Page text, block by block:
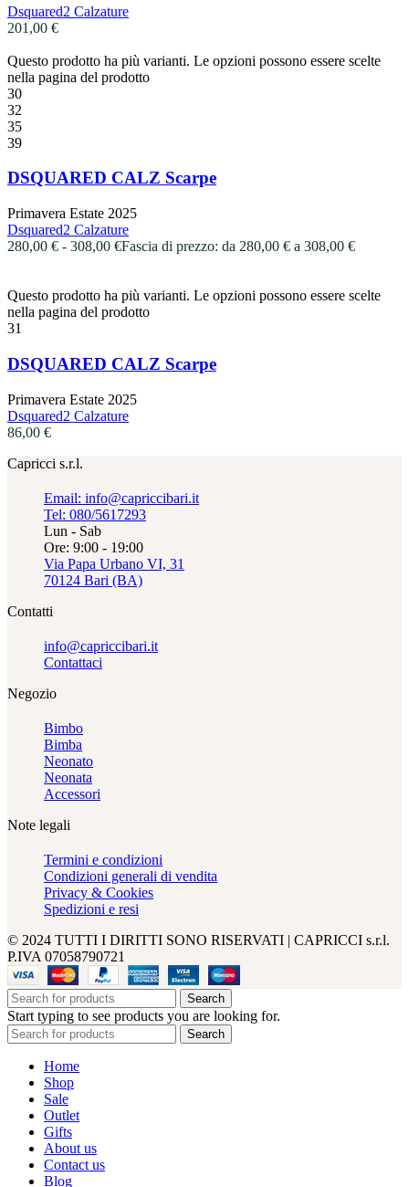
Dsquared2 Calzature
201,00 €
Questo prodotto ha più varianti. Le opzioni possono essere scelte
nella pagina del prodotto
30
32
35
39
DSQUARED CALZ Scarpe
Primavera Estate 2025
Dsquared2 Calzature
280,00 € - 308,00 €Fascia di prezzo: da 280,00 € a 308,00 €
Questo prodotto ha più varianti. Le opzioni possono essere scelte
nella pagina del prodotto
31
DSQUARED CALZ Scarpe
Primavera Estate 2025
Dsquared2 Calzature
86,00 €
Capricci s.r.l.
Email: info@capriccibari.it
Tel: 080/5617293
Lun - Sab
Ore: 9:00 - 19:00
Via Papa Urbano VI, 31
70124 Bari (BA)
Contatti
info@capriccibari.it
Contattaci
Negozio
Bimbo
Bimba
Neonato
Neonata
Accessori
Note legali
Termini e condizioni
Condizioni generali di vendita
Privacy & Cookies
Spedizioni e resi
© 2024 TUTTI I DIRITTI SONO RISERVATI | CAPRICCI s.r.l.
P.IVA 07058790721
Search
Start typing to see products you are looking for.
Search
Home
Shop
Sale
Outlet
Gifts
About us
Contact us
Blog